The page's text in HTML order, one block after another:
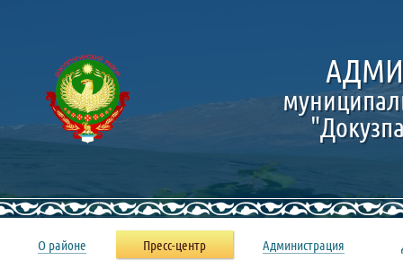
О районе Пресс-центр Администрация